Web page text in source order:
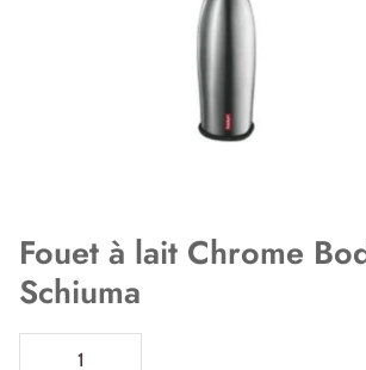
Fouet à lait Chrome
Schiuma